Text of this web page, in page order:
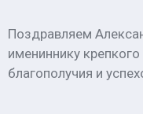
Поздравляем
имениннику
благополучия и